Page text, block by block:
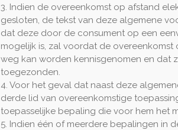
3. Indien de overeenkomst op afstand
gesloten, de tekst van deze algemene
dat deze door de consument op een
mogelijk is, zal voordat de
weg kan worden kennisgenomen en dat
toegezonden.
4. Voor het geval dat naast deze
derde lid van overeenkomstige
toepasselijke bepaling die voor hem het
5. Indien één of meerdere bepalingen in